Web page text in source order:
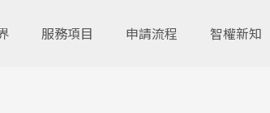
服務項目 申請流程 智權新知